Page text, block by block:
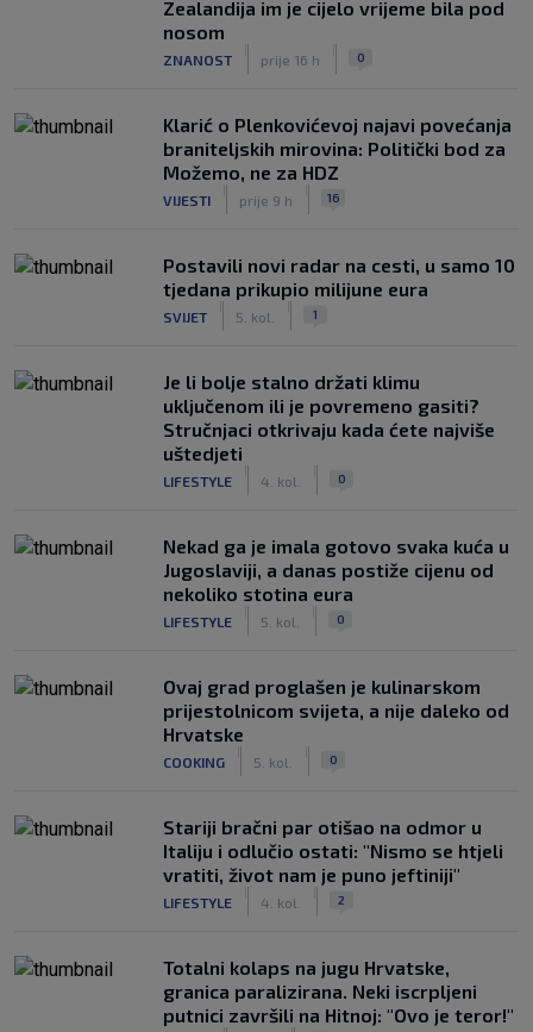
Zealandija im je cijelo vrijeme bila pod
nosom
ZNANOST prije 16 h 0
Klarić o Plenkovićevoj najavi povećanja
braniteljskih mirovina: Politički bod za
Možemo, ne za HDZ
VIJESTI prije 9 h 16
Postavili novi radar na cesti, u samo 10
tjedana prikupio milijune eura
SVIJET 5. kol. 1
Je li bolje stalno držati klimu
uključenom ili je povremeno gasiti?
Stručnjaci otkrivaju kada ćete najviše
uštedjeti
LIFESTYLE 4. kol. 0
Nekad ga je imala gotovo svaka kuća u
Jugoslaviji, a danas postiže cijenu od
nekoliko stotina eura
LIFESTYLE 5. kol. 0
Ovaj grad proglašen je kulinarskom
prijestolnicom svijeta, a nije daleko od
Hrvatske
COOKING 5. kol. 0
Stariji bračni par otišao na odmor u
Italiju i odlučio ostati: "Nismo se htjeli
vratiti, život nam je puno jeftiniji"
LIFESTYLE 4. kol. 2
Totalni kolaps na jugu Hrvatske,
granica paralizirana. Neki iscrpljeni
putnici završili na Hitnoj: "Ovo je teror!"